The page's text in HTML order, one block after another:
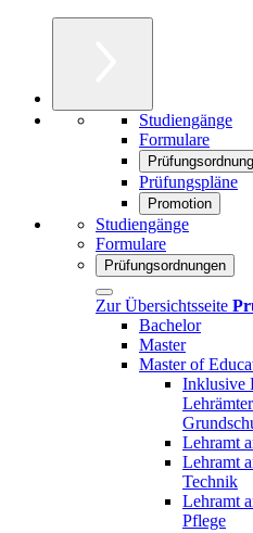
Studiengänge
Formulare
Prüfungspläne
Promotion
Studiengänge
Formulare
Prüfungsordnungen
Zur Übersichtsseite
Bachelor
Master
Master of
Inklusive
Lehramt
Lehramt
Technik
Lehramt
Pflege